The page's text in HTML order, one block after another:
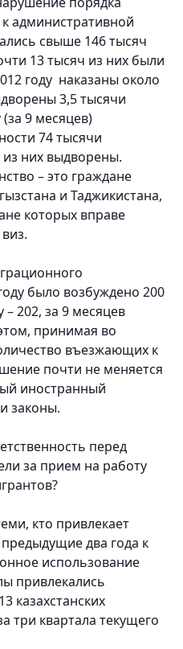
административной
свыше 146 тысяч
13 тысяч из них были
году наказаны около
3,5 тысячи
9 месяцев)
74 тысячи
них выдворены.
– это граждане
и Таджикистана,
которых вправе
было возбуждено 200
– 202, за 9 месяцев
принимая во
въезжающих к
почти не меняется
иностранный
законы.
перед
за прием на работу
кто привлекает
два года к
использование
привлекались
казахстанских
три квартала текущего